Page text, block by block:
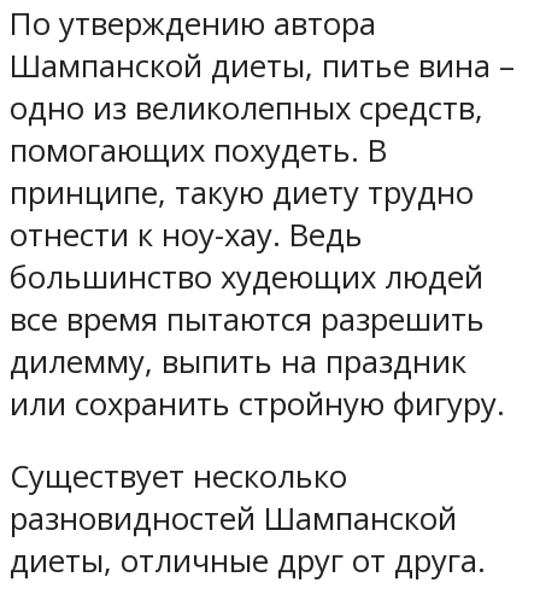
По утверждению автора
Шампанской диеты, питье вина –
одно из великолепных средств,
помогающих похудеть. В
принципе, такую диету трудно
отнести к ноу-хау. Ведь
большинство худеющих людей
все время пытаются разрешить
дилемму, выпить на праздник
или сохранить стройную фигуру.
Существует несколько
разновидностей Шампанской
диеты, отличные друг от друга.